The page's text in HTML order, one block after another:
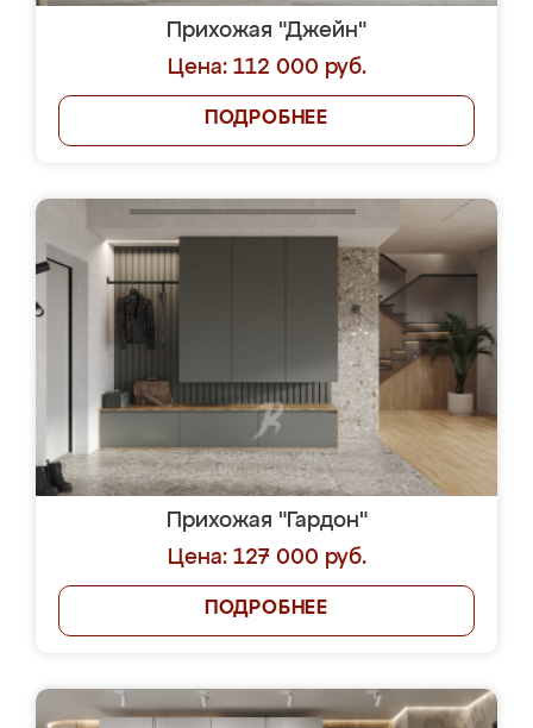
Прихожая "Джейн"
Цена: 112 000 руб.
ПОДРОБНЕЕ
Прихожая "Гардон"
Цена: 127 000 руб.
ПОДРОБНЕЕ